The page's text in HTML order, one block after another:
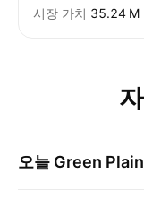
시장 가치 ‪35.24 M‬
오늘 Green